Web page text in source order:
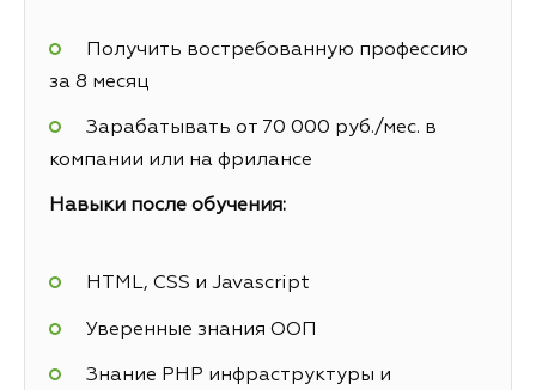
Получить востребованную профессию
за 8 месяц
Зарабатывать от 70 000 руб./мес. в
компании или на фрилансе
Навыки после обучения:
HTML, CSS и Javascript
Уверенные знания ООП
Знание PHP инфраструктуры и